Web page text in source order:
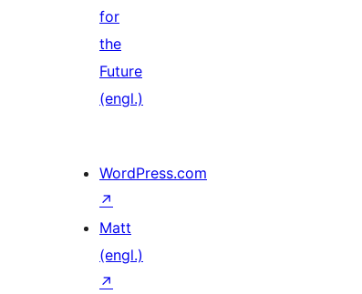
for
the
Future
(engl.)
WordPress.com
↗
Matt
(engl.)
↗